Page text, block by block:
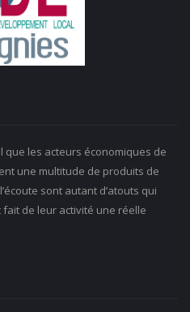
que les acteurs économiques de
une multitude de produits de
sont autant d’atouts qui
de leur activité une réelle